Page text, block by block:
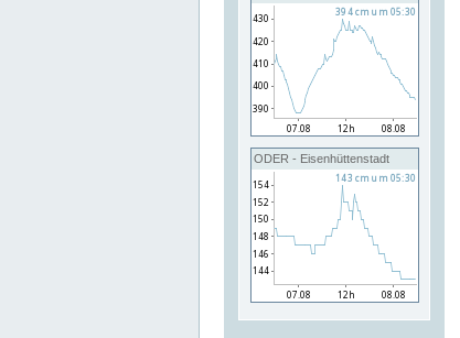
ODER - Eisenhüttenstadt